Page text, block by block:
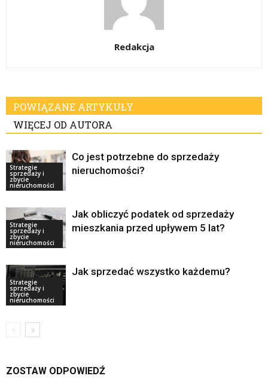
Redakcja
POWIĄZANE ARTYKUŁY
WIĘCEJ OD AUTORA
Strategie
sprzedaży i
zbycie
nieruchomości
Co jest potrzebne do sprzedaży
nieruchomości?
Strategie
sprzedaży i
zbycie
nieruchomości
Jak obliczyć podatek od sprzedaży
mieszkania przed upływem 5 lat?
Strategie
sprzedaży i
zbycie
nieruchomości
Jak sprzedać wszystko każdemu?
ZOSTAW ODPOWIEDŹ